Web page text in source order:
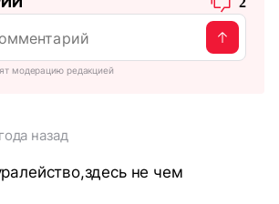
модерацию редакцией
назад
не чем